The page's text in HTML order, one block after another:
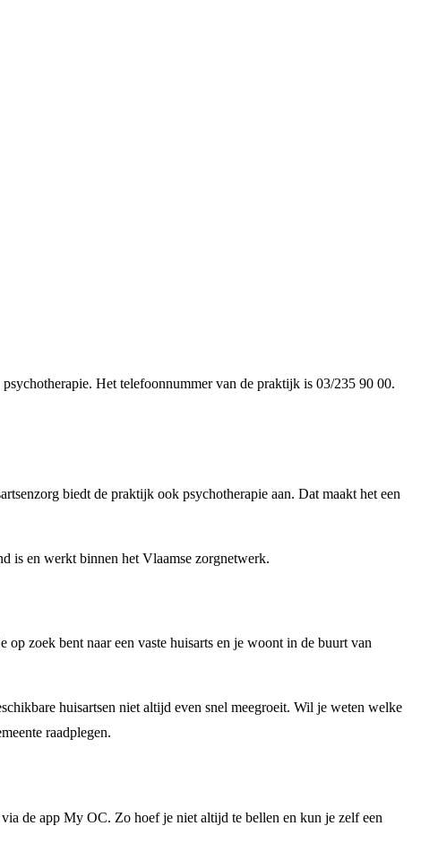
Het telefoonnummer van de praktijk is 03/235 90 00.
biedt de praktijk ook psychotherapie aan. Dat maakt het een
is en werkt binnen het Vlaamse zorgnetwerk.
zoek bent naar een vaste huisarts en je woont in de buurt van
huisartsen niet altijd even snel meegroeit. Wil je weten welke
raadplegen.
de app My OC. Zo hoef je niet altijd te bellen en kun je zelf een